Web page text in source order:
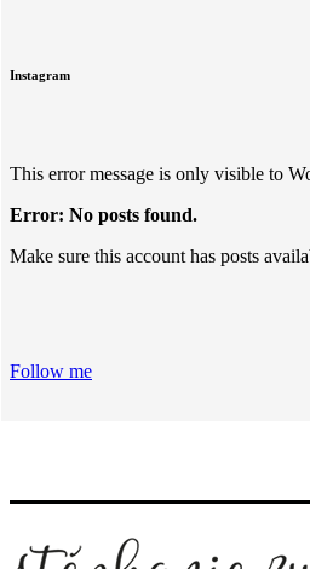
Instagram
This error message is only visible to
Error: No posts found.
Make sure this account has posts
Follow me